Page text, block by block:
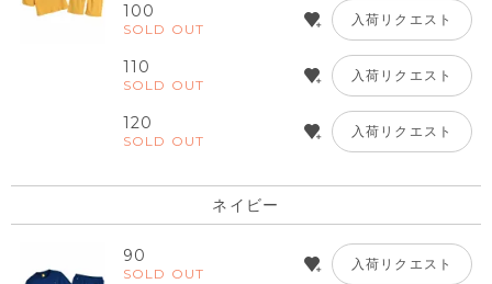
100
SOLD OUT
入荷リクエスト
110
SOLD OUT
入荷リクエスト
120
SOLD OUT
入荷リクエスト
ネイビー
90
SOLD OUT
入荷リクエスト